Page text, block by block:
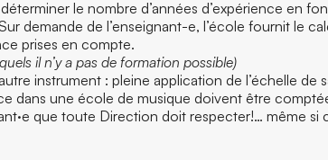
le nombre d’années d’expérience en
demande de l’enseignant-e, l’école fournit le
prises en compte.
il n’y a pas de formation possible)
instrument : pleine application de l’échelle de
dans une école de musique doivent être
que toute Direction doit respecter!… même si